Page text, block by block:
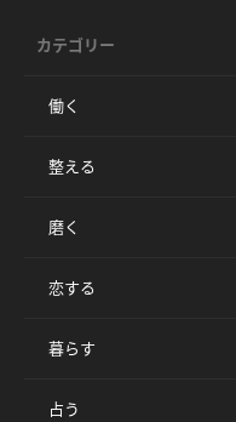
カテゴリー
働く
整える
磨く
恋する
暮らす
占う